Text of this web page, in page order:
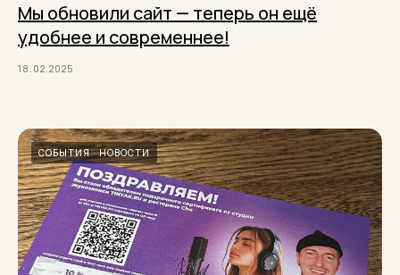
Мы обновили сайт — теперь он ещё
удобнее и современнее!
18.02.2025
СОБЫТИЯ НОВОСТИ